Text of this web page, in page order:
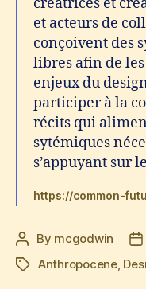
et acteurs de
conçoivent des
libres afin de
enjeux du
participer à la
récits qui
sytémiques
s’appuyant sur
https://common-
Post
author
By mcgodwin
TagsAnthropocene,